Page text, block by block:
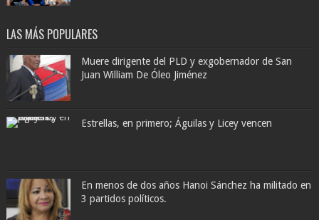
LAS MÁS POPULARES
Muere dirigente del PLD y exgobernador de San
Juan William De Óleo Jiménez
Estrellas, en primero; Águilas y Licey vencen
En menos de dos años Hanoi Sánchez ha militado en
3 partidos políticos.